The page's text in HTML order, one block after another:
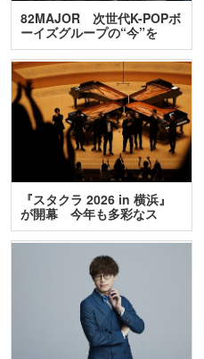
82MAJOR 次世代K-POPボ
ーイズグループの“今”を
訊…
『スタクラ 2026 in 横浜』
が開幕 今年も多彩なス
テ…